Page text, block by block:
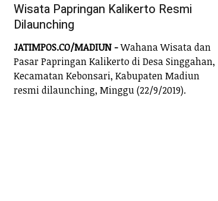
Wisata Papringan Kalikerto Resmi
Dilaunching
JATIMPOS.CO/MADIUN -Wahana Wisata dan
Pasar Papringan Kalikerto di Desa Singgahan,
Kecamatan Kebonsari, Kabupaten Madiun
resmi dilaunching, Minggu (22/9/2019).